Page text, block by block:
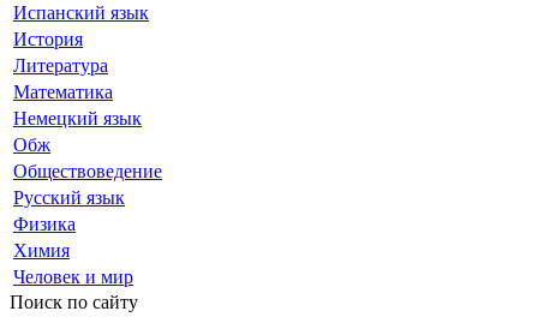
Испанский язык
История
Литература
Математика
Немецкий язык
Обж
Обществоведение
Русский язык
Физика
Химия
Человек и мир
Поиск по сайту